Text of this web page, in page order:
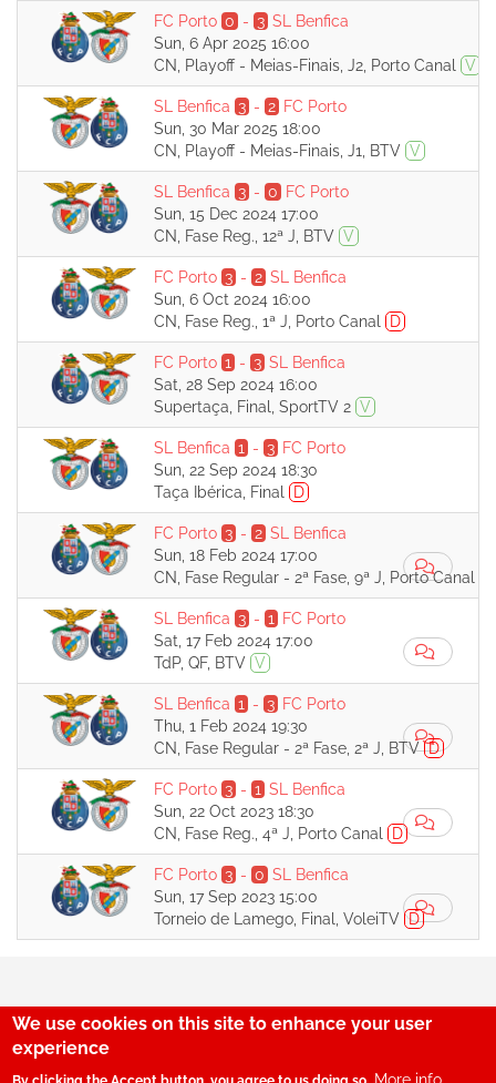
FC Porto 0 - 3 SL Benfica
Sun, 6 Apr 2025 16:00
CN, Playoff - Meias-Finais, J2, Porto Canal
V
SL Benfica 3 - 2 FC Porto
Sun, 30 Mar 2025 18:00
CN, Playoff - Meias-Finais, J1, BTV V
SL Benfica 3 - 0
FC Porto
Sun, 15 Dec 2024 17:00
CN, Fase Reg., 12ª J, BTV V
FC Porto 3 - 2 SL Benfica
Sun, 6 Oct 2024 16:00
CN, Fase Reg., 1ª J, Porto Canal
D
FC Porto 1 - 3 SL Benfica
Sat, 28 Sep 2024 16:00
Supertaça, Final, SportTV 2 V
SL Benfica 1 - 3 FC Porto
Sun, 22 Sep 2024 18:30
Taça Ibérica, Final
D
FC Porto 3 - 2 SL Benfica
Sun, 18 Feb 2024 17:00
CN, Fase Regular - 2ª Fase, 9ª J, Porto Canal
SL Benfica 3 - 1
FC Porto
Sat, 17 Feb 2024 17:00
TdP, QF, BTV V
SL Benfica 1 - 3 FC Porto
Thu, 1 Feb 2024 19:30
CN, Fase Regular - 2ª Fase, 2ª J, BTV D
FC Porto 3 - 1 SL Benfica
Sun, 22 Oct 2023 18:30
CN, Fase Reg., 4ª J, Porto Canal
D
FC Porto 3 - 0 SL Benfica
Sun, 17 Sep 2023 15:00
Torneio de Lamego, Final, VoleiTV D
29
We use cookies on this site to enhance your user
experience